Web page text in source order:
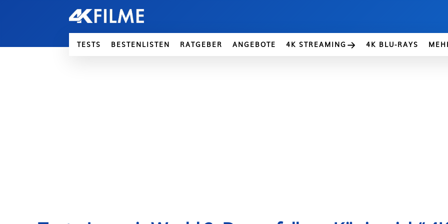
TESTS BESTENLISTEN RATGEBER ANGEBOTE 4K STREAMING 4K BLU-RAYS